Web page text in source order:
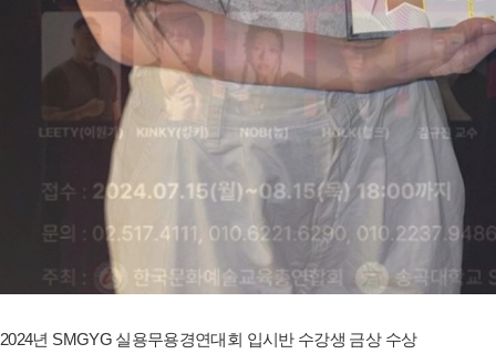
2024년 SMGYG 실용무용경연대회 입시반 수강생 금상 수상